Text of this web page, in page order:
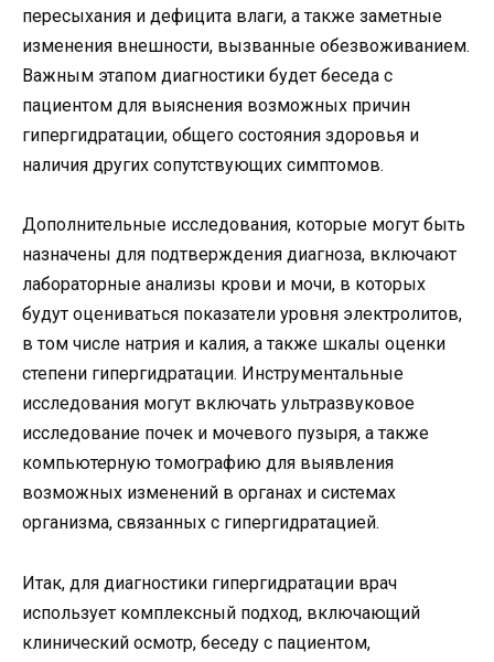
пересыхания и дефицита влаги, а также заметные
изменения внешности, вызванные обезвоживанием.
Важным этапом диагностики будет беседа с
пациентом для выяснения возможных причин
гипергидратации, общего состояния здоровья и
наличия других сопутствующих симптомов.
Дополнительные исследования, которые могут быть
назначены для подтверждения диагноза, включают
лабораторные анализы крови и мочи, в которых
будут оцениваться показатели уровня электролитов,
в том числе натрия и калия, а также шкалы оценки
степени гипергидратации. Инструментальные
исследования могут включать ультразвуковое
исследование почек и мочевого пузыря, а также
компьютерную томографию для выявления
возможных изменений в органах и системах
организма, связанных с гипергидратацией.
Итак, для диагностики гипергидратации врач
использует комплексный подход, включающий
клинический осмотр, беседу с пациентом,